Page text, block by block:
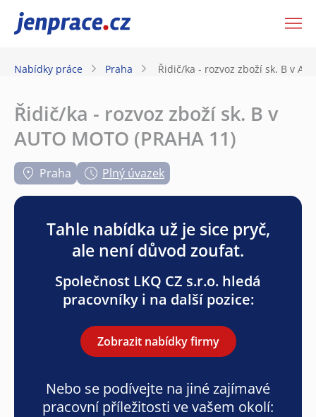
JenPráce.cz
Nabídky práce Praha Řidič/ka - rozvoz zboží sk. B v
Řidič/ka - rozvoz zboží sk. B v
AUTO MOTO (PRAHA 11)
Praha Plný úvazek
Tahle nabídka už je sice pryč,
ale není důvod zoufat.
Společnost LKQ CZ s.r.o. hledá
pracovníky i na další pozice:
Zobrazit nabídky firmy
Nebo se podívejte na jiné zajímavé
pracovní příležitosti ve vašem okolí: